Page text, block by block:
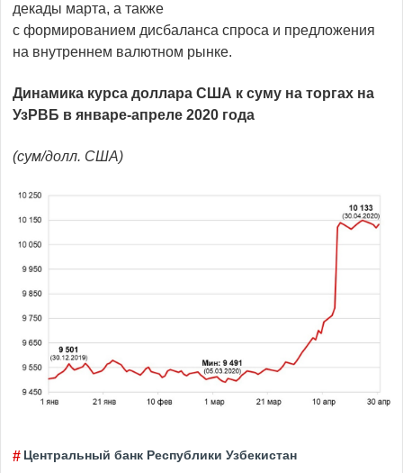
декады марта, а также
с формированием дисбаланса спроса и предложения
на внутреннем валютном рынке.
Динамика курса доллара США к суму на торгах на
УзРВБ в январе-апреле 2020 года
(сум/долл. США)
Центральный банк Республики Узбекистан